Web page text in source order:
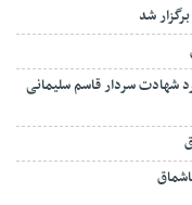
شد
شهادت سردار قاسم سلیمانی